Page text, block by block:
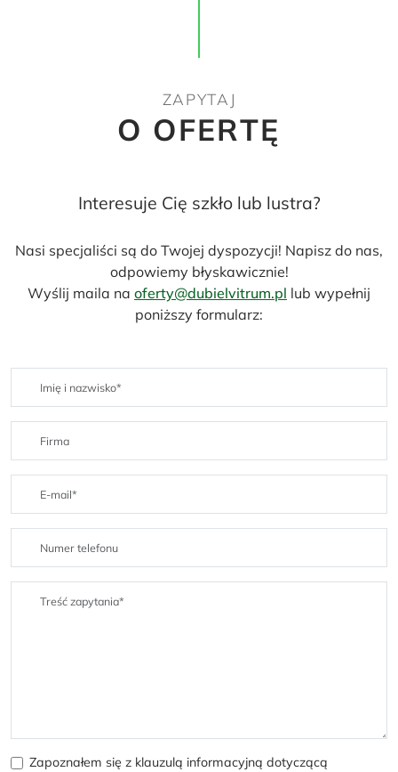
ZAPYTAJ
O OFERTĘ
Interesuje Cię szkło lub lustra?
Nasi specjaliści są do Twojej dyspozycji! Napisz do nas,
odpowiemy błyskawicznie!
Wyślij maila na oferty@dubielvitrum.pl lub wypełnij
poniższy formularz:
Zapoznałem się z klauzulą informacyjną dotyczącą